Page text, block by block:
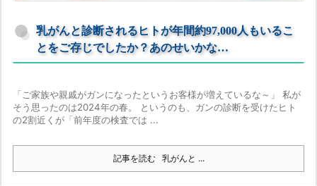
乳がんと診断されるヒトが年間約97,000人もいるこ
とをご存じでしたか？あのせいかな…
「ご家族や親戚がガンになったというお客様が増えているな～」 私が
そう思ったのは2024年の春。 というのも、ガンの診断を受けたヒト
の2割近くが「前年度の検査では ...
記事を読む 乳がんと ...